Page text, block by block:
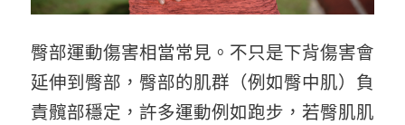
臀部運動傷害相當常見。不只是下背傷害會
延伸到臀部，臀部的肌群（例如臀中肌）負
責髖部穩定，許多運動例如跑步，若臀肌肌